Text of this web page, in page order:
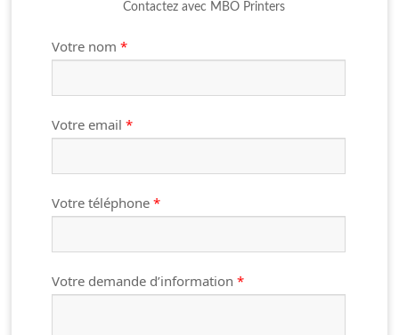
Contactez avec MBO Printers
Votre nom *
Votre email *
Votre téléphone *
Votre demande d’information *